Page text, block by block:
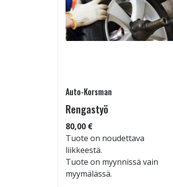
Auto-Korsman
Rengastyö
80,00 €
Tuote on noudettava
liikkeestä.
Tuote on myynnissä vain
myymälässä.